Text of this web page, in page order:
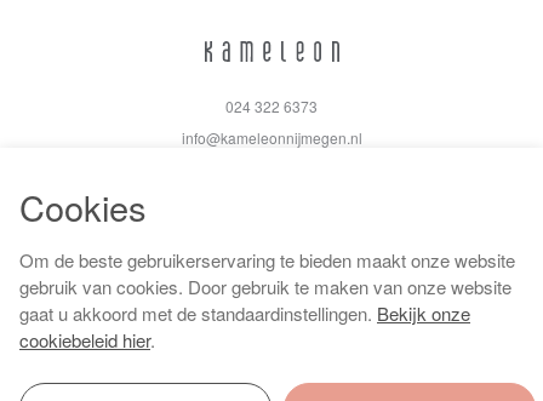
024 322 6373
info@kameleonnijmegen.nl
Algemene voorwaarden
Privacy policy
Cookiebeleid
Cookies
Om de beste gebruikerservaring te bieden maakt onze website
gebruik van cookies. Door gebruik te maken van onze website
gaat u akkoord met de standaardinstellingen. Bekijk onze
cookiebeleid hier.